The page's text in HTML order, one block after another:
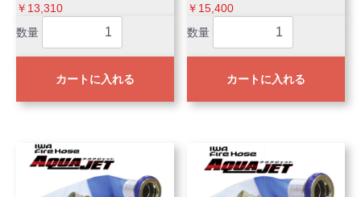
￥13,310
数量
カートに入れる
￥15,400
数量
カートに入れる